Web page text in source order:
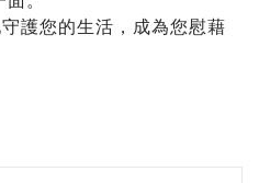
護您的生活，成為您慰藉